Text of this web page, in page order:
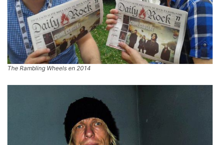
The Rambling Wheels en 2014